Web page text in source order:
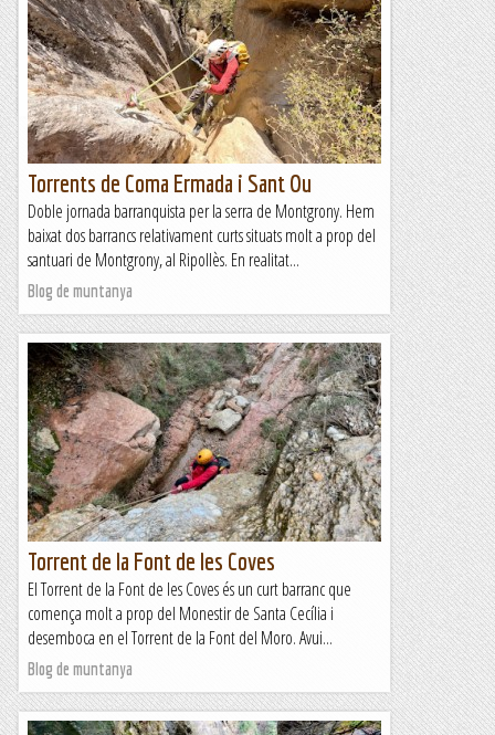
Ha desaparegut la creu de l’Aneto i tothom s’ha escandalitzat
molt. Sempre passa igual: desapareix un tros de ferro d’una
muntanya i sembla que haja caigut la...
A un tir de pedra
Torrents de Coma Ermada i Sant Ou
Doble jornada barranquista per la serra de Montgrony. Hem
baixat dos barrancs relativament curts situats molt a prop del
santuari de Montgrony, al Ripollès. En realitat...
Blog de muntanya
Torrent de la Font de les Coves
El Torrent de la Font de les Coves és un curt barranc que
comença molt a prop del Monestir de Santa Cecília i
desemboca en el Torrent de la Font del Moro. Avui...
Blog de muntanya